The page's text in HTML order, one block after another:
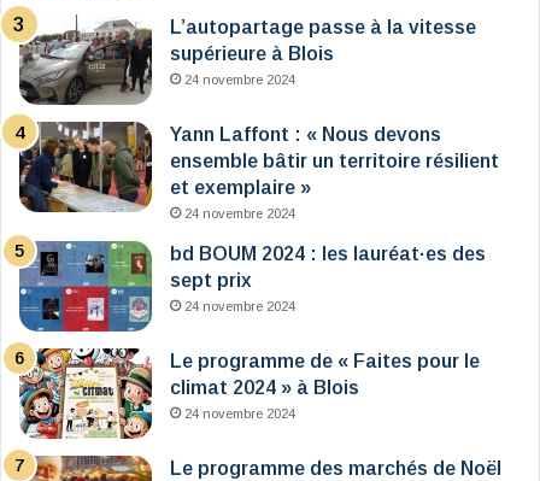
L’autopartage passe à la vitesse
supérieure à Blois
24 novembre 2024
Yann Laffont : « Nous devons
ensemble bâtir un territoire résilient
et exemplaire »
24 novembre 2024
bd BOUM 2024 : les lauréat·es des
sept prix
24 novembre 2024
Le programme de « Faites pour le
climat 2024 » à Blois
24 novembre 2024
Le programme des marchés de Noël